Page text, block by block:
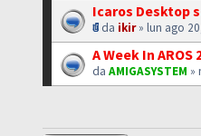
Icaros Desktop
da ikir» lun ago
A Week In AROS
daAMIGASYSTEM »